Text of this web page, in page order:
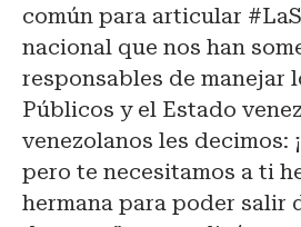
común para articular
nacional que nos han
responsables de manejar
Públicos y el Estado
venezolanos les decimos:
pero te necesitamos a ti
hermana para poder salir